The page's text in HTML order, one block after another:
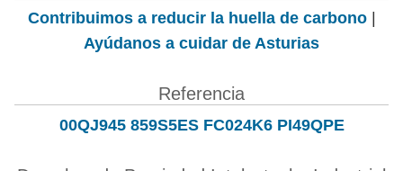
Contribuimos a reducir la huella de carbono|
Ayúdanos a cuidar de Asturias
Referencia
00QJ945 859S5ES FC024K6 PI49QPE